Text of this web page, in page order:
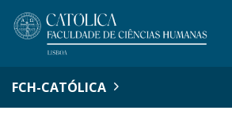
FCH-CATÓLICA